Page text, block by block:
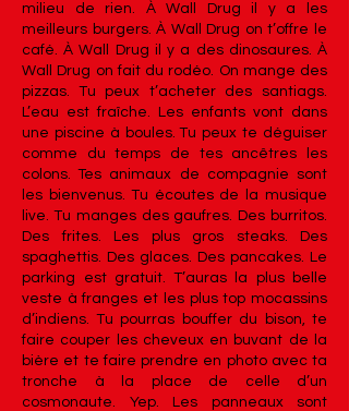
milieu de rien. À Wall Drug il y a les
meilleurs burgers. À Wall Drug on t’offre le
café. À Wall Drug il y a des dinosaures. À
Wall Drug on fait du rodéo. On mange des
pizzas. Tu peux t’acheter des santiags.
L’eau est fraîche. Les enfants vont dans
une piscine à boules. Tu peux te déguiser
comme du temps de tes ancêtres les
colons. Tes animaux de compagnie sont
les bienvenus. Tu écoutes de la musique
live. Tu manges des gaufres. Des burritos.
Des frites. Les plus gros steaks. Des
spaghettis. Des glaces. Des pancakes. Le
parking est gratuit. T’auras la plus belle
veste à franges et les plus top mocassins
d’indiens. Tu pourras bouffer du bison, te
faire couper les cheveux en buvant de la
bière et te faire prendre en photo avec ta
tronche à la place de celle d’un
cosmonaute. Yep. Les panneaux sont